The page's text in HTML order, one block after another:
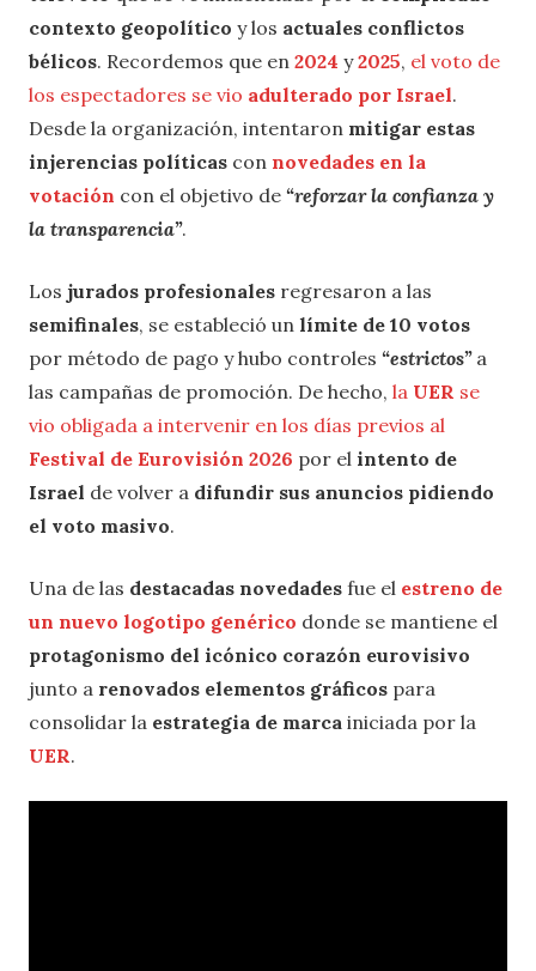
contexto geopolítico y los actuales conflictos
bélicos. Recordemos que en 2024 y2025, el voto de
los espectadores se vio adulterado por Israel.
Desde la organización, intentaron mitigar estas
injerencias políticas con novedades en la
votación con el objetivo de “reforzar la confianza y
la transparencia”.
Los jurados profesionales regresaron a las
semifinales, se estableció un límite de 10 votos
por método de pago y hubo controles “estrictos” a
las campañas de promoción. De hecho, la UER se
vio obligada a intervenir en los días previos al
Festival de Eurovisión 2026 por el intento de
Israel de volver a difundir sus anuncios pidiendo
el voto masivo.
Una de las destacadas novedades fue el estreno de
un nuevo logotipo genérico donde se mantiene el
protagonismo del icónico corazón eurovisivo
junto a renovados elementos gráficos para
consolidar la estrategia de marca iniciada por la
UER.